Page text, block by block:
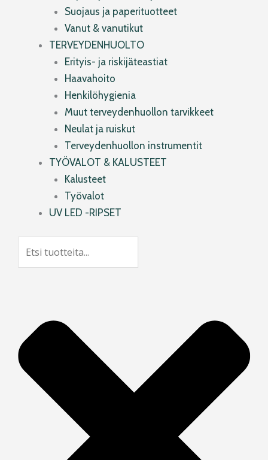
Suojaus ja paperituotteet
Vanut & vanutikut
TERVEYDENHUOLTO
Erityis- ja riskijäteastiat
Haavahoito
Henkilöhygienia
Muut terveydenhuollon tarvikkeet
Neulat ja ruiskut
Terveydenhuollon instrumentit
TYÖVALOT & KALUSTEET
Kalusteet
Työvalot
UV LED -RIPSET